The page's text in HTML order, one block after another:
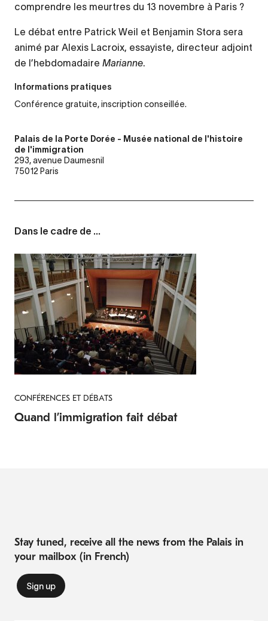
comprendre les meurtres du 13 novembre à Paris ?
Le débat entre Patrick Weil et Benjamin Stora sera
animé par Alexis Lacroix, essayiste, directeur adjoint
de l’hebdomadaire Marianne.
Informations pratiques
Conférence gratuite, inscription conseillée.
Palais de la Porte Dorée - Musée national de l'histoire
de l'immigration
293, avenue Daumesnil
75012 Paris
Dans le cadre de ...
CONFÉRENCES ET DÉBATS
Quand l’immigration fait débat
Stay tuned, receive all the news from the Palais in
your mailbox (in French)